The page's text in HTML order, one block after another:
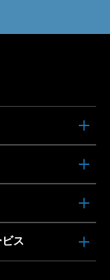
ス